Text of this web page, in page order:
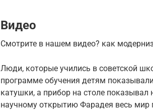
Видео
Смотрите в нашем видео? как
Люди, которые учились в советской
программе обучения детям
катушки, а прибор на столе показывал
научному открытию Фарадея весь мир